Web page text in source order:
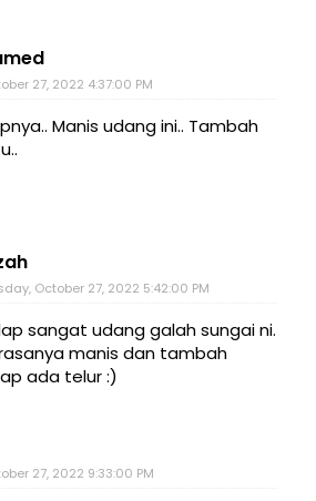
27, 2022 4:37:00 PM
Manis udang ini.. Tambah
October 27, 2022 5:42:00 PM
sangat udang galah sungai ni.
manis dan tambah
ada telur :)
27, 2022 9:33:00 PM